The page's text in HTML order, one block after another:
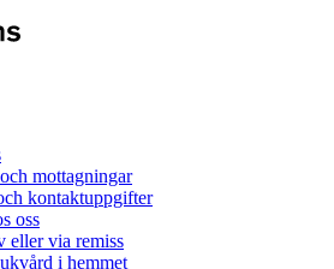
mottagningar
kontaktuppgifter
oss
eller via remiss
i hemmet